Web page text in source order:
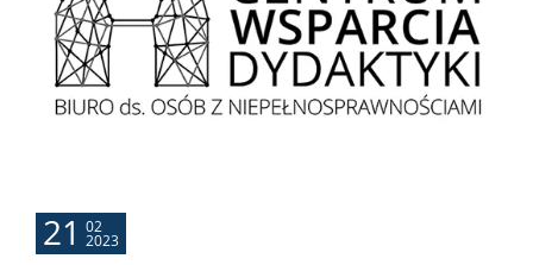
SAP
APD
NAUKA
21 02
2023